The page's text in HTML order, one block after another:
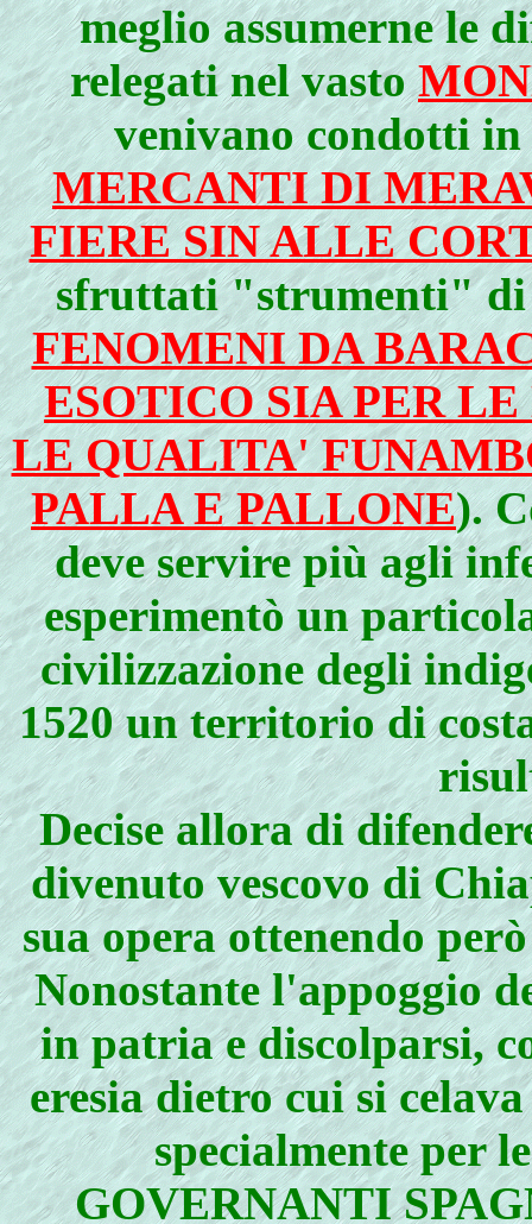
meglio assumerne le
relegati nel vasto
venivano condotti
MERCANTI DI
FIERE SIN ALLE
sfruttati "strumenti" di
FENOMENI DA
ESOTICO SIA PER
LE QUALITA'
PALLA E PALLONE).
deve servire più agli
esperimentò un
civilizzazione degli
1520 un territorio di
Decise allora di
divenuto vescovo di
sua opera ottenendo
Nonostante l'appoggio
in patria e discolparsi,
eresiadietro cui si
specialmente per
GOVERNANTI